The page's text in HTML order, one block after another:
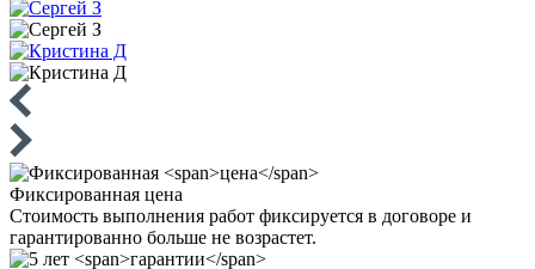
Фиксированная цена
Стоимость выполнения работ фиксируется в договоре и
гарантированно больше не возрастет.